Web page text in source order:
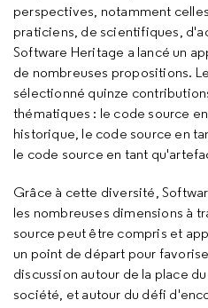
perspectives, notamment
praticiens, de scientifiques,
Software Heritage a lancé un
de nombreuses propositions.
sélectionné quinze
thématiques : le code source
historique, le code source en
le code source en tant
Grâce à cette diversité,
les nombreuses dimensions à
source peut être compris et
un point de départ pour
discussion autour de la place
société, et autour du défi